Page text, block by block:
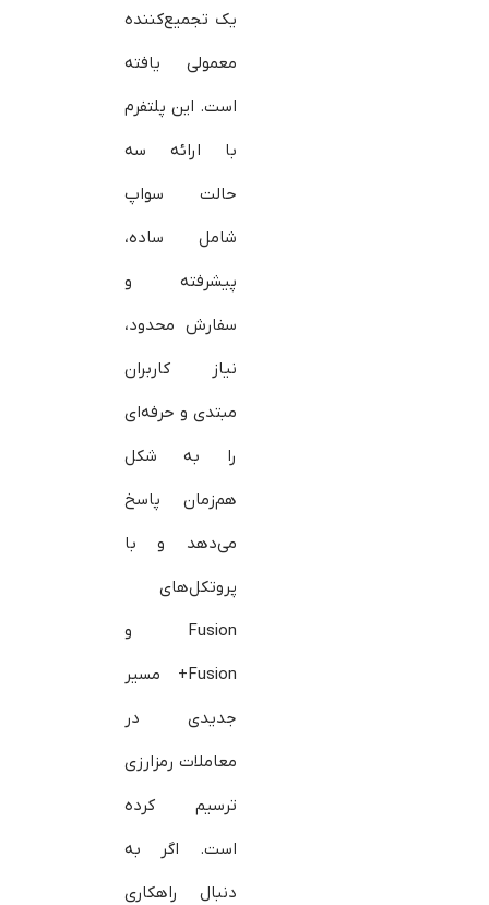
یک تجمیع‌کننده
معمولی یافته
است. این پلتفرم
با ارائه سه
حالت سواپ
شامل ساده،
پیشرفته و
سفارش محدود،
نیاز کاربران
مبتدی و حرفه‌ای
را به شکل
هم‌زمان پاسخ
می‌دهد و با
پروتکل‌های
Fusion و
Fusion+ مسیر
جدیدی در
معاملات رمزارزی
ترسیم کرده
است. اگر به
دنبال راهکاری